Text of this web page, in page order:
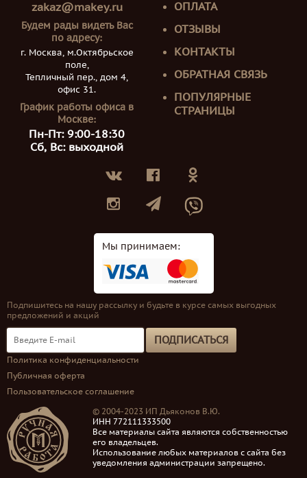
zakaz@makey.ru
Будем рады видеть Вас
по адресу:
г. Москва, м.Октябрьское
поле,
Тепличный пер., дом 4,
офис 31.
График работы офиса в
Москве:
Пн-Пт: 9:00-18:30
Сб, Вс: выходной
ОПЛАТА
ОТЗЫВЫ
КОНТАКТЫ
ОБРАТНАЯ СВЯЗЬ
ПОПУЛЯРНЫЕ
СТРАНИЦЫ
Мы принимаем:
Подпишитесь на нашу рассылку и будьте в курсе самых выгодных
предложений и акций
ПОДПИСАТЬСЯ
Политика конфиденциальности
Публичная оферта
Пользовательское соглашение
© 2004-2023 ИП Дьяконов В.Ю.
ИНН 772111333500
Все материалы сайта являются собственностью
его владельцев.
Использование любых материалов с сайта без
уведомления администрации запрещено.